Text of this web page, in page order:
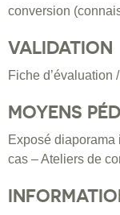
conversion
VALIDATION
Fiche
MOYENS
Exposé diaporama
cas – Ateliers de